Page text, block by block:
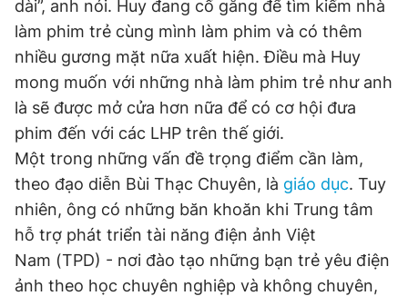
dài”, anh nói. Huy đang cố gắng để tìm kiếm nhà
làm phim trẻ cùng mình làm phim và có thêm
nhiều gương mặt nữa xuất hiện. Điều mà Huy
mong muốn với những nhà làm phim trẻ như anh
là sẽ được mở cửa hơn nữa để có cơ hội đưa
phim đến với các LHP trên thế giới.
Một trong những vấn đề trọng điểm cần làm,
theo đạo diễn Bùi Thạc Chuyên, là giáo dục. Tuy
nhiên, ông có những băn khoăn khi Trung tâm
hỗ trợ phát triển tài năng điện ảnh Việt
Nam (TPD) - nơi đào tạo những bạn trẻ yêu điện
ảnh theo học chuyên nghiệp và không chuyên,